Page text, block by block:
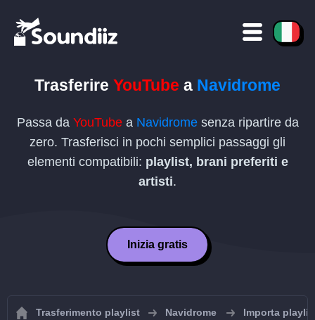
Trasferire YouTube a Navidrome
Passa da YouTubea Navidromesenza ripartire da
zero. Trasferisci in pochi semplici passaggi gli
elementi compatibili: playlist, brani preferiti e
artisti.
Inizia gratis
Trasferimento playlist Navidrome Importa